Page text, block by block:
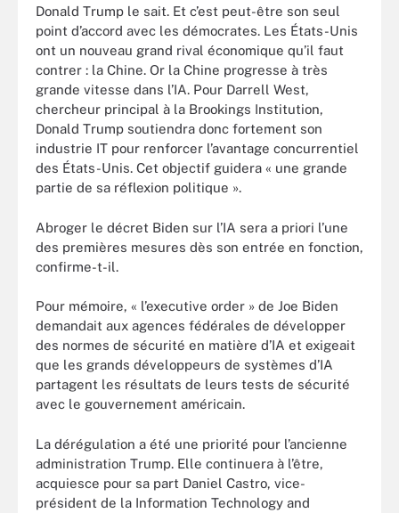
Donald Trump le sait. Et c’est peut-être son seul
point d’accord avec les démocrates. Les États-Unis
ont un nouveau grand rival économique qu’il faut
contrer : la Chine. Or la Chine progresse à très
grande vitesse dans l’IA. Pour Darrell West,
chercheur principal à la Brookings Institution,
Donald Trump soutiendra donc fortement son
industrie IT pour renforcer l’avantage concurrentiel
des États-Unis. Cet objectif guidera « une grande
partie de sa réflexion politique ».
Abroger le décret Biden sur l’IA sera a priori l’une
des premières mesures dès son entrée en fonction,
confirme-t-il.
Pour mémoire, « l’executive order » de Joe Biden
demandait aux agences fédérales de développer
des normes de sécurité en matière d’IA et exigeait
que les grands développeurs de systèmes d’IA
partagent les résultats de leurs tests de sécurité
avec le gouvernement américain.
La dérégulation a été une priorité pour l’ancienne
administration Trump. Elle continuera à l’être,
acquiesce pour sa part Daniel Castro, vice-
président de la Information Technology and